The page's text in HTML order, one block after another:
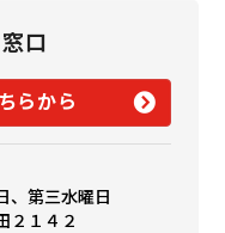
口
らから
、第三水曜日
２１４２